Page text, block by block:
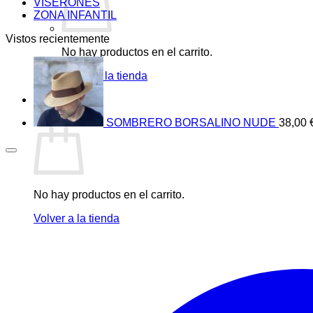
No hay productos en el carrito.
Volver a la tienda
Carrito
No hay productos en el carrito.
Volver a la tienda
VISERONES
ZONA INFANTIL
Vistos recientemente
SOMBRERO BORSALINO NUDE 38,00